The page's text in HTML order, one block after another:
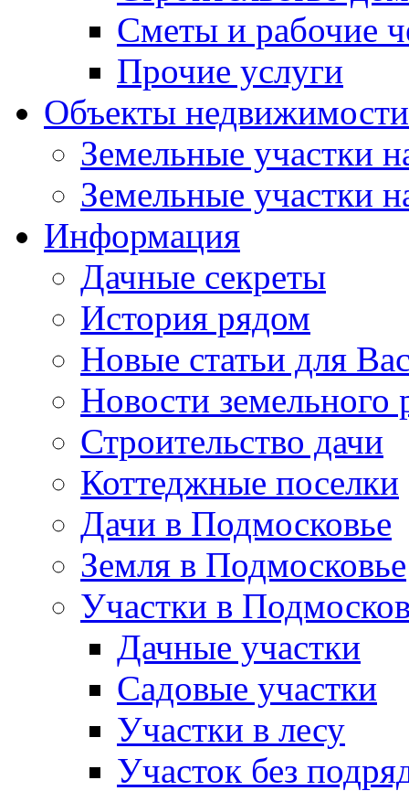
Сметы и рабочие
Прочие услуги
Объекты недвижимости
Земельные участки
Земельные участки
Информация
Дачные секреты
История рядом
Новые статьи для
Новости земельного
Строительство дачи
Коттеджные поселки
Дачи в Подмосковье
Земля в Подмосковье
Участки в
Дачные участки
Садовые участки
Участки в лесу
Участок без